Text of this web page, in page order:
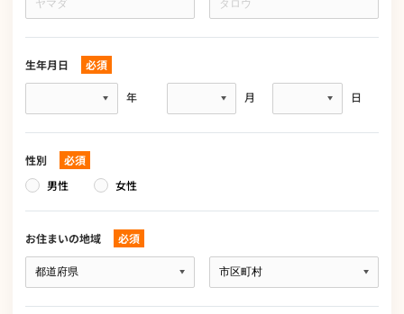
前
(カ
生年月日
必須
生
月
日
年 月 日
性別
必須
男性
女性
お住まいの地域
必須
お
ま
い